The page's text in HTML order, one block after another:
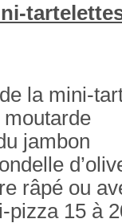
la mini-
jambon
râpé ou
pizza 15 à